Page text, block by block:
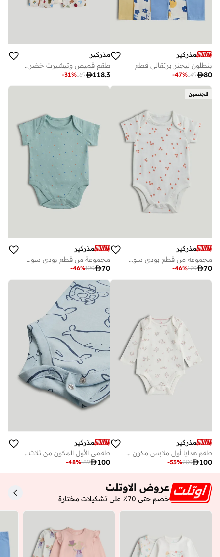
مذركير
بنطلون ليجنز برتقالي قطع
80
149
-47%
مذركير
طقم قميص وتيشيرت خضروات
118.3
169
-31%
للجنسين
مذركير
مجموعة من قطع بودي سوت للأطفال بأكمام قصيرة بتصميم أصدقاء الفطور
70
129
-46%
مذركير
مجموعة من قطع بودي سوت بأكمام قصيرة بتصميم كرنفالي
70
129
-46%
مذركير
طقم هدايا أول ملابس مكون من ثمان قطع
100
209
-53%
مذركير
طقمي الأول المكون من ثلاث قطع
100
189
-48%
عروض الاوتلت
خصم حتى 70٪ على تشكيلات مختارة